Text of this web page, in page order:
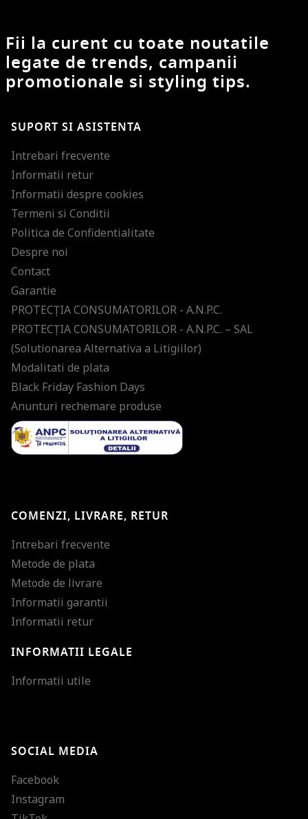
Fii la curent cu toate noutatile
legate de trends, campanii
promotionale si styling tips.
SUPORT SI ASISTENTA
Intrebari frecvente
Informatii retur
Informatii despre cookies
Termeni si Conditii
Politica de Confidentialitate
Despre noi
Contact
Garantie
PROTECŢIA CONSUMATORILOR - A.N.P.C.
PROTECŢIA CONSUMATORILOR - A.N.P.C. – SAL
(Solutionarea Alternativa a Litigiilor)
Modalitati de plata
Black Friday Fashion Days
Anunturi rechemare produse
COMENZI, LIVRARE, RETUR
Intrebari frecvente
Metode de plata
Metode de livrare
Informatii garantii
Informatii retur
INFORMATII LEGALE
Informatii utile
SOCIAL MEDIA
Facebook
Instagram